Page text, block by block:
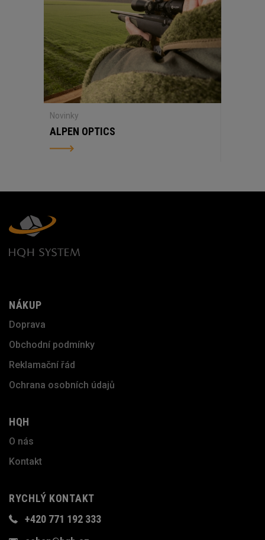
Novinky
ALPEN OPTICS
NÁKUP
Doprava
Obchodní podmínky
Reklamační řád
Ochrana osobních údajů
HQH
O nás
Kontakt
RYCHLÝ KONTAKT
+420 771 192 333